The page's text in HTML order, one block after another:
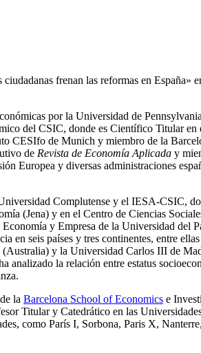
frenan las reformas en España»
por la Universidad de
del CSIC, donde es Científico Titular
CESIfo de Munich y miembro de la
de Revista de Economía Aplicada y
Europea y diversas administraciones
Complutense y el IESA-CSIC,
(Jena) y en el Centro de Ciencias
y Empresa de la Universidad del
en seis países y tres continentes, entre
y la Universidad Carlos III de
analizado la relación entre estatus
la Barcelona School of Economics e
Titular y Catedrático en las
como París I, Sorbona, Paris X,